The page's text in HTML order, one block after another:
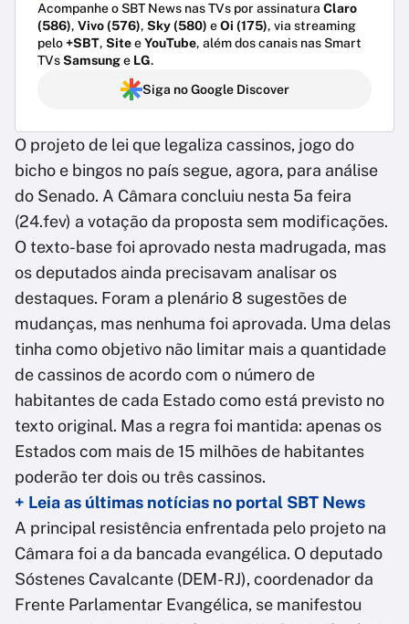
Acompanhe o SBT News nas TVs por assinatura Claro
(586), Vivo (576), Sky (580) eOi (175), via streaming
pelo+SBT, SiteeYouTube, além dos canais nas Smart
TVsSamsunge LG.
Siga no Google Discover
O projeto de lei que legaliza cassinos, jogo do
bicho e bingos no país segue, agora, para análise
do Senado. A Câmara concluiu nesta 5a feira
(24.fev) a votação da proposta sem modificações.
O texto-base foi aprovado nesta madrugada, mas
os deputados ainda precisavam analisar os
destaques. Foram a plenário 8 sugestões de
mudanças, mas nenhuma foi aprovada. Uma delas
tinha como objetivo não limitar mais a quantidade
de cassinos de acordo com o número de
habitantes de cada Estado como está previsto no
texto original. Mas a regra foi mantida: apenas os
Estados com mais de 15 milhões de habitantes
poderão ter dois ou três cassinos.
+ Leia as últimas notícias no portal SBT News
A principal resistência enfrentada pelo projeto na
Câmara foi a da bancada evangélica. O deputado
Sóstenes Cavalcante (DEM-RJ), coordenador da
Frente Parlamentar Evangélica, se manifestou